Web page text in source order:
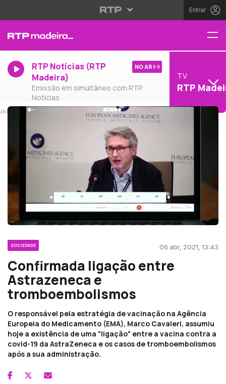
Entrar
RTP Notícias (RTP
Madeira)
Emissão em simultâneo com RTP
Notícias
NO AR
TV
RTP
SOCIEDADE 06 abr, 2021, 13:43
Confirmada ligação entre
Astrazeneca e
tromboembolismos
O responsável pela estratégia de vacinação na Agência
Europeia do Medicamento (EMA), Marco Cavaleri, assumiu
hoje a existência de uma "ligação" entre a vacina contra a
covid-19 da AstraZeneca e os casos de tromboembolismos
após a sua administração.